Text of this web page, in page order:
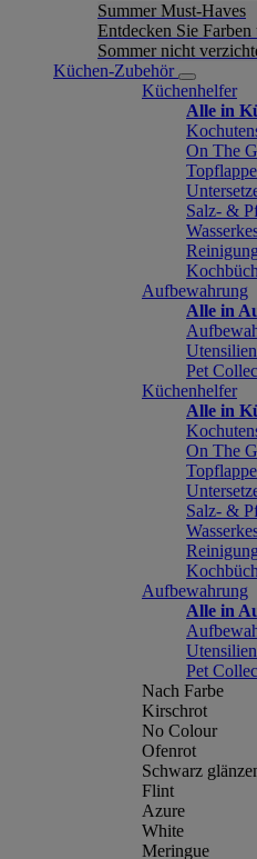
Summer Must-Haves
Entdecken Sie
Sommer nicht
Küchen-Zubehör
Küchenhelfer
Alle in
On The
Salz- &
Aufbewahrung
Alle in
Pet
Küchenhelfer
Alle in
On The
Salz- &
Aufbewahrung
Alle in
Pet
Nach Farbe
Kirschrot
No Colour
Ofenrot
Schwarz
Flint
Azure
White
Meringue